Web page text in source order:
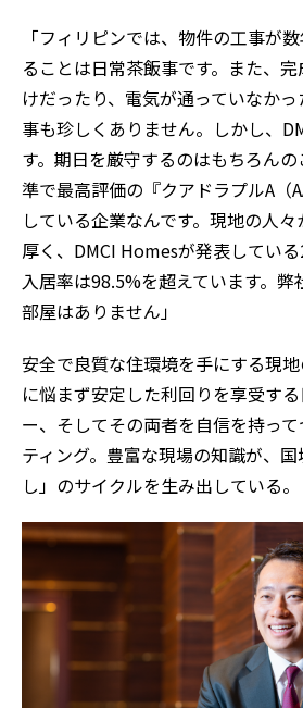
「フィリピンでは、物件の工事が
ることは日常茶飯事です。また、
けだったり、電気が通っていなか
事も珍しくありません。しかし、
す。期日を厳守するのはもちろん
準で最高評価の『クアドラプルA（
している企業なんです。現地の人
厚く、DMCI Homesが発表してい
入居率は98.5%を超えています。弊
部屋はありません」
安全で良質な住環境を手にする現
に悩まず安定した利回りを享受す
ー、そしてその両者を自信を持っ
ティング。豊富な現場の知識が、
し」のサイクルを生み出している。